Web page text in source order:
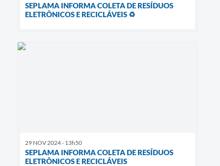
SEPLAMA INFORMA COLETA DE RESÍDUOS
ELETRÔNICOS E RECICLÁVEIS ♻
29 NOV 2024 - 13h50
SEPLAMA INFORMA COLETA DE RESÍDUOS
ELETRÔNICOS E RECICLÁVEIS